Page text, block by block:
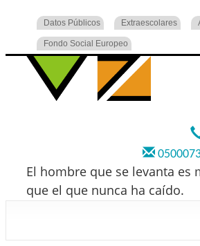
Datos Públicos Extraescolares
Fondo Social Europeo
El hombre que se levanta es
que el que nunca ha caído.